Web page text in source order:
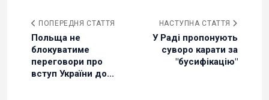
ПОПЕРЕДНЯ СТАТТЯ
Польща не
блокуватиме
переговори про
вступ України до...
НАСТУПНА СТАТТЯ
У Раді пропонують
суворо карати за
"бусифікацію"